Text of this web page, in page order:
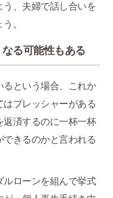
、夫婦で話し合いを
。
る可能性もある
という場合、これか
プレッシャーがある
済するのに一杯一杯
きるのかと言われる
ローンを組んで挙式